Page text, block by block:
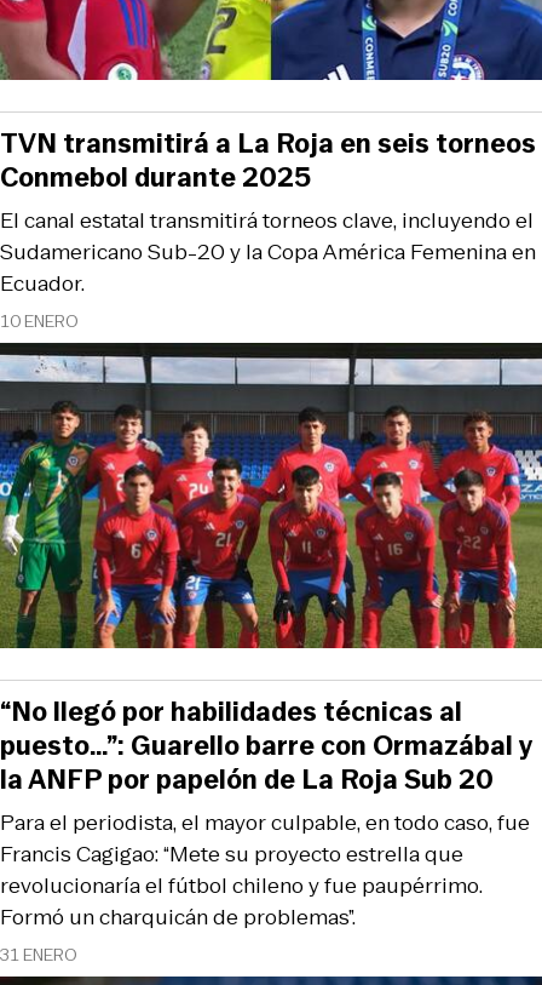
10 ENERO
El canal estatal transmitirá torneos clave, incluyendo el
Sudamericano Sub-20 y la Copa América Femenina en
Ecuador.
TVN transmitirá a La Roja en seis torneos
Conmebol durante 2025
31 ENERO
Para el periodista, el mayor culpable, en todo caso, fue
Francis Cagigao: “Mete su proyecto estrella que
revolucionaría el fútbol chileno y fue paupérrimo.
Formó un charquicán de problemas”.
“No llegó por habilidades técnicas al
puesto…”: Guarello barre con Ormazábal y
la ANFP por papelón de La Roja Sub 20